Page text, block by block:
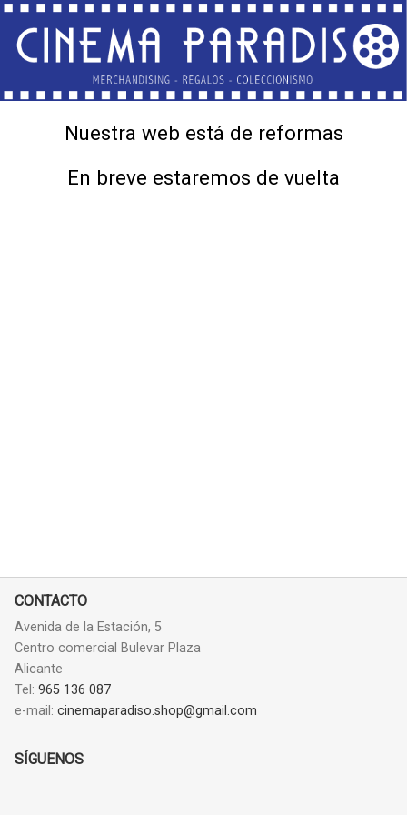
Nuestra web está de reformas
En breve estaremos de vuelta
CONTACTO
Avenida de la Estación, 5
Centro comercial Bulevar Plaza
Alicante
Tel: 965 136 087
e-mail: cinemaparadiso.shop@gmail.com
SÍGUENOS